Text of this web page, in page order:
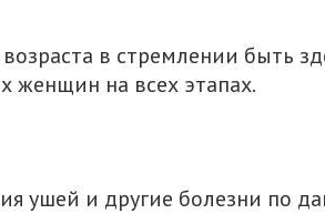
в стремлении быть
женщин на всех этапах.
ушей и другие болезни по